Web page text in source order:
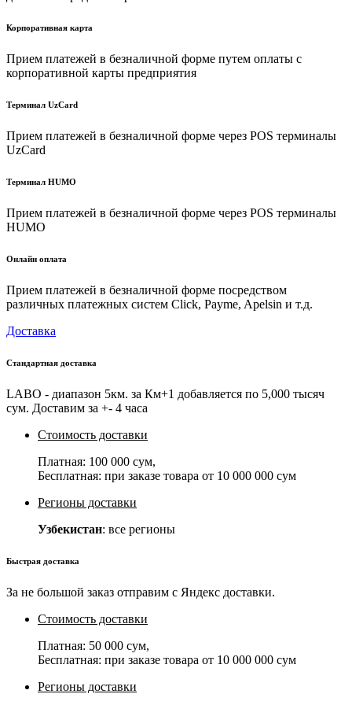
Корпоративная карта
Прием платежей в безналичной форме путем оплаты с
корпоративной карты предприятия
Терминал UzCard
Прием платежей в безналичной форме через POS терминалы
UzCard
Терминал HUMO
Прием платежей в безналичной форме через POS терминалы
HUMO
Онлайн оплата
Прием платежей в безналичной форме посредством
различных платежных систем Click, Payme, Apelsin и т.д.
Доставка
Стандартная доставка
LABO - диапазон 5км. за Км+1 добавляется по 5,000 тысяч
сум. Доставим за +- 4 часа
Стоимость доставки
Платная: 100 000 сум,
Бесплатная: при заказе товара от 10 000 000 сум
Регионы доставки
Узбекистан: все регионы
Быстрая доставка
За не большой заказ отправим с Яндекс доставки.
Стоимость доставки
Платная: 50 000 сум,
Бесплатная: при заказе товара от 10 000 000 сум
Регионы доставки